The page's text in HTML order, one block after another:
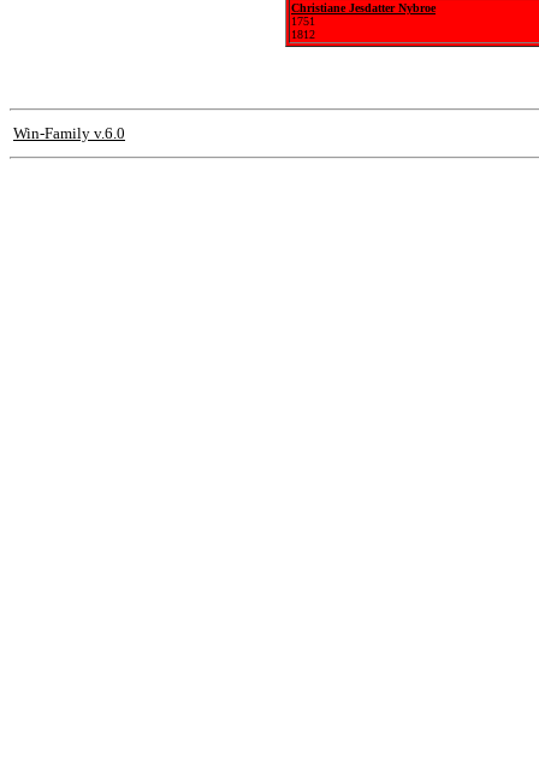
Christiane Jesdatter Nybroe
1751
1812
Win-Family v.6.0